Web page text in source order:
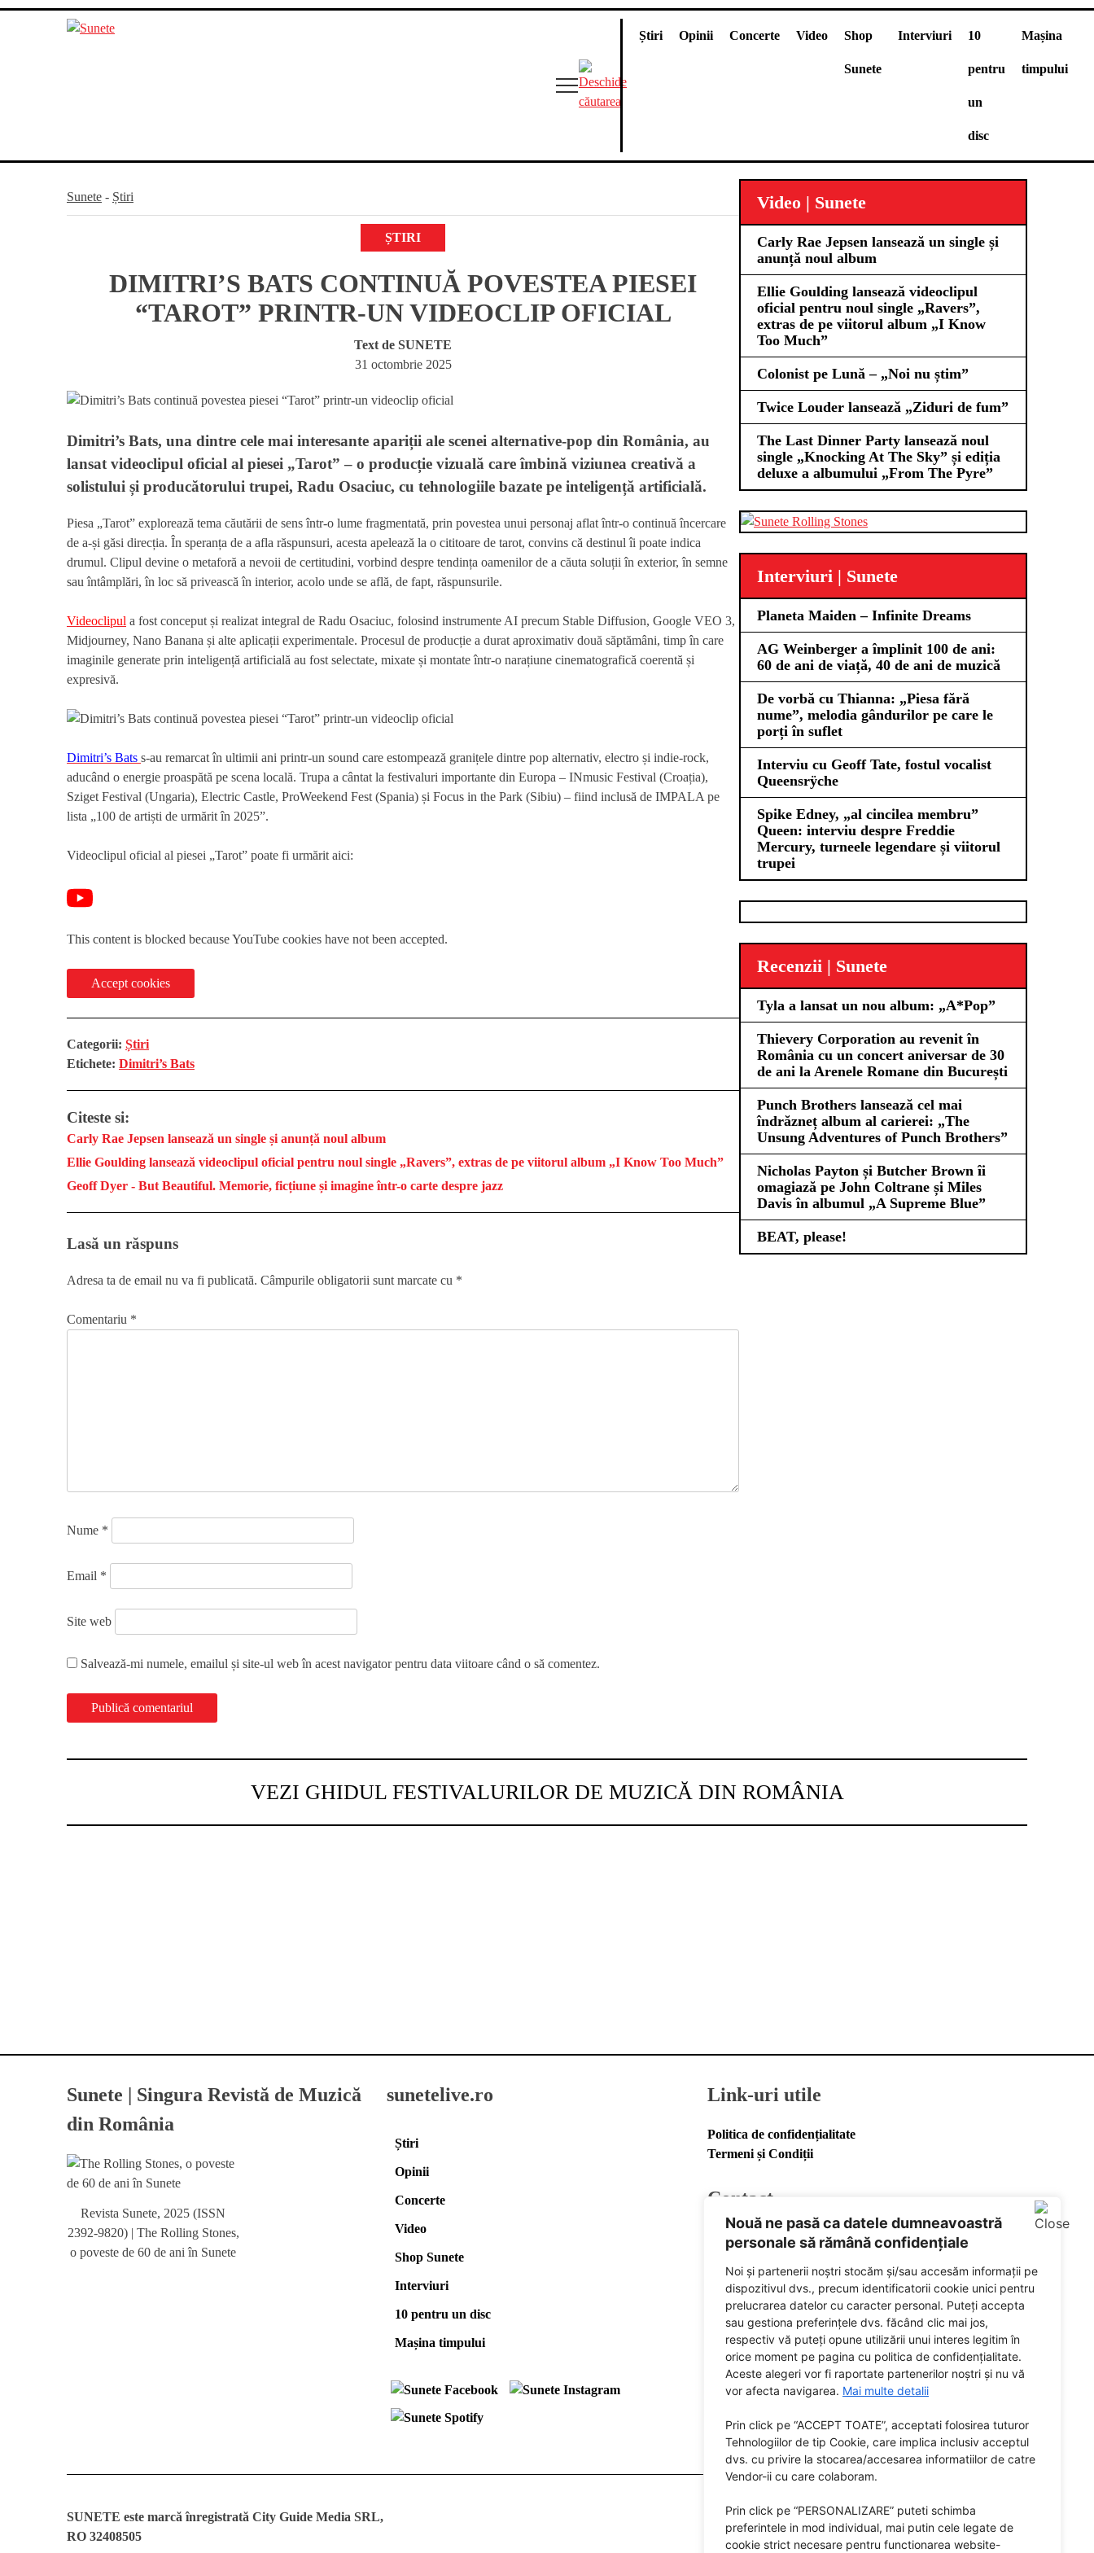
Nouă ne pasă ca datele dumneavoastră
personale să rămână confidențiale
Noi și partenerii noștri stocăm și/sau accesăm informații pe
dispozitivul dvs., precum identificatorii cookie unici pentru
prelucrarea datelor cu caracter personal. Puteți accepta
sau gestiona preferințele dvs. făcând clic mai jos,
respectiv vă puteți opune utilizării unui interes legitim în
orice moment pe pagina cu politica de confidențialitate.
Aceste alegeri vor fi raportate partenerilor noștri și nu vă
vor afecta navigarea. Mai multe detalii
Prin click pe “ACCEPT TOATE”, acceptati folosirea tuturor
Tehnologiilor de tip Cookie, care implica inclusiv acceptul
dvs. cu privire la stocarea/accesarea informatiilor de catre
Vendor-ii cu care colaboram.
Prin click pe “PERSONALIZARE” puteti schimba
preferintele in mod individual, mai putin cele legate de
cookie strict necesare pentru functionarea website-
Știri Opinii Concerte Video Shop
Sunete
Interviuri 10
pentru
un
disc
Mașina
timpului
Sunete - Știri
ȘTIRI
DIMITRI’S BATS CONTINUĂ POVESTEA PIESEI
“TAROT” PRINTR-UN VIDEOCLIP OFICIAL
Text de SUNETE
31 octombrie 2025
Dimitri’s Bats, una dintre cele mai interesante apariții ale scenei alternative-pop din România, au
lansat videoclipul oficial al piesei „Tarot” – o producție vizuală care îmbină viziunea creativă a
solistului și producătorului trupei, Radu Osaciuc, cu tehnologiile bazate pe inteligență artificială.
Piesa „Tarot” explorează tema căutării de sens într-o lume fragmentată, prin povestea unui personaj aflat într-o continuă încercare
de a-și găsi direcția. În speranța de a afla răspunsuri, acesta apelează la o cititoare de tarot, convins că destinul îi poate indica
drumul. Clipul devine o metaforă a nevoii de certitudini, vorbind despre tendința oamenilor de a căuta soluții în exterior, în semne
sau întâmplări, în loc să privească în interior, acolo unde se află, de fapt, răspunsurile.
Videoclipul a fost conceput și realizat integral de Radu Osaciuc, folosind instrumente AI precum Stable Diffusion, Google VEO 3,
Midjourney, Nano Banana și alte aplicații experimentale. Procesul de producție a durat aproximativ două săptămâni, timp în care
imaginile generate prin inteligență artificială au fost selectate, mixate și montate într-o narațiune cinematografică coerentă și
expresivă.
Dimitri’s Bats s-au remarcat în ultimii ani printr-un sound care estompează granițele dintre pop alternativ, electro și indie-rock,
aducând o energie proaspătă pe scena locală. Trupa a cântat la festivaluri importante din Europa – INmusic Festival (Croația),
Sziget Festival (Ungaria), Electric Castle, ProWeekend Fest (Spania) și Focus in the Park (Sibiu) – fiind inclusă de IMPALA pe
lista „100 de artiști de urmărit în 2025”.
Videoclipul oficial al piesei „Tarot” poate fi urmărit aici:
This content is blocked because YouTube cookies have not been accepted.
Accept cookies
Categorii: Știri
Etichete: Dimitri’s Bats
Citeste si:
Carly Rae Jepsen lansează un single și anunță noul album
Ellie Goulding lansează videoclipul oficial pentru noul single „Ravers”, extras de pe viitorul album „I Know Too Much”
Geoff Dyer - But Beautiful. Memorie, ficțiune și imagine într-o carte despre jazz
Lasă un răspuns
Adresa ta de email nu va fi publicată. Câmpurile obligatorii sunt marcate cu *
Comentariu *
Nume *
Email *
Site web
Salvează-mi numele, emailul și site-ul web în acest navigator pentru data viitoare când o să comentez.
Video | Sunete
Carly Rae Jepsen lansează un single și
anunță noul album
Ellie Goulding lansează videoclipul
oficial pentru noul single „Ravers”,
extras de pe viitorul album „I Know
Too Much”
Colonist pe Lună – „Noi nu știm”
Twice Louder lansează „Ziduri de fum”
The Last Dinner Party lansează noul
single „Knocking At The Sky” și ediția
deluxe a albumului „From The Pyre”
Interviuri | Sunete
Planeta Maiden – Infinite Dreams
AG Weinberger a împlinit 100 de ani:
60 de ani de viață, 40 de ani de muzică
De vorbă cu Thianna: „Piesa fără
nume”, melodia gândurilor pe care le
porți în suflet
Interviu cu Geoff Tate, fostul vocalist
Queensrÿche
Spike Edney, „al cincilea membru”
Queen: interviu despre Freddie
Mercury, turneele legendare și viitorul
trupei
Recenzii | Sunete
Tyla a lansat un nou album: „A*Pop”
Thievery Corporation au revenit în
România cu un concert aniversar de 30
de ani la Arenele Romane din București
Punch Brothers lansează cel mai
îndrăzneț album al carierei: „The
Unsung Adventures of Punch Brothers”
Nicholas Payton și Butcher Brown îi
omagiază pe John Coltrane și Miles
Davis în albumul „A Supreme Blue”
BEAT, please!
VEZI GHIDUL FESTIVALURILOR DE MUZICĂ DIN ROMÂNIA
Sunete | Singura Revistă de Muzică
din România
Revista Sunete, 2025 (ISSN
2392-9820) | The Rolling Stones,
o poveste de 60 de ani în Sunete
sunetelive.ro
Știri
Opinii
Concerte
Video
Shop Sunete
Interviuri
10 pentru un disc
Mașina timpului
Link-uri utile
Politica de confidențialitate
Termeni și Condiții
Contact
E-mail
Spotify
Powered by
SUNETE este marcă înregistrată City Guide Media SRL,
RO 32408505